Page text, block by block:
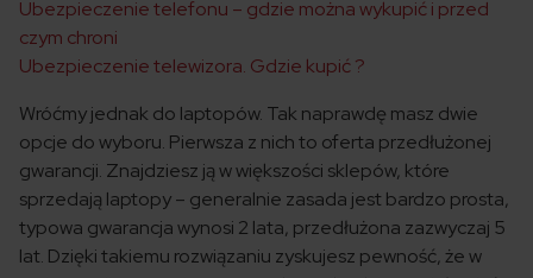
Ubezpieczenie telefonu – gdzie można wykupić i przed
czym chroni
Ubezpieczenie telewizora. Gdzie kupić ?
Wróćmy jednak do laptopów. Tak naprawdę masz dwie
opcje do wyboru. Pierwsza z nich to oferta przedłużonej
gwarancji. Znajdziesz ją w większości sklepów, które
sprzedają laptopy – generalnie zasada jest bardzo prosta,
typowa gwarancja wynosi 2 lata, przedłużona zazwyczaj 5
lat. Dzięki takiemu rozwiązaniu zyskujesz pewność, że w